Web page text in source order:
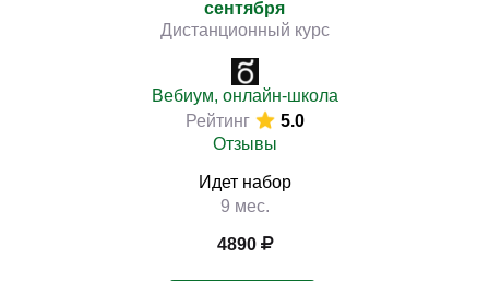
сентября
Дистанционный курс
Вебиум, онлайн-школа
Рейтинг
5.0
Отзывы
Идет набор
9 мес.
4890